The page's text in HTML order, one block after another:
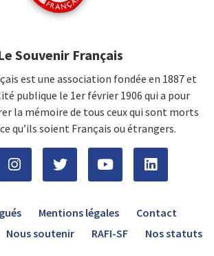
Souvenir Français
est une association fondée en 1887 et
publique le 1er février 1906 qui a pour
la mémoire de tous ceux qui sont morts
qu’ils soient Français ou étrangers.
Mentions légales
Contact
Nous soutenir RAFI-SF Nos statuts